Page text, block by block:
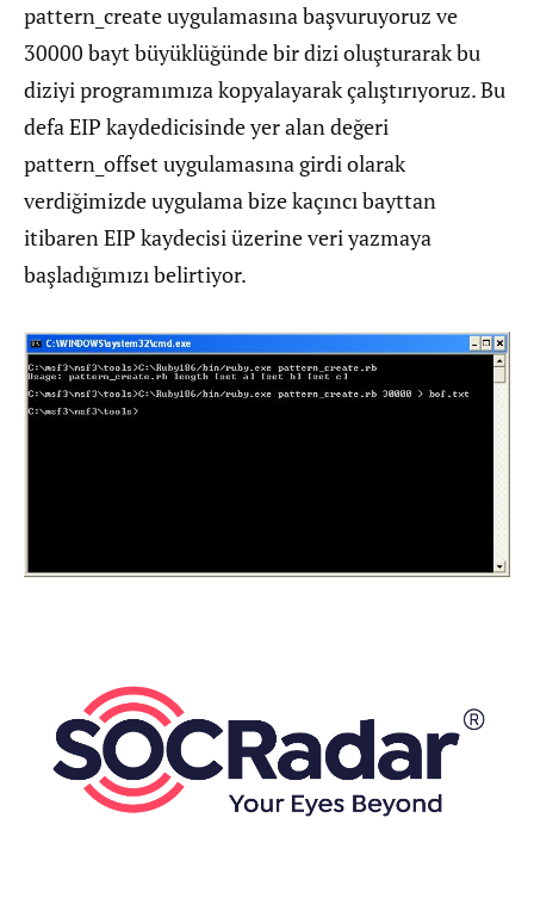
pattern_create uygulamasına başvuruyoruz ve
30000 bayt büyüklüğünde bir dizi oluşturarak bu
diziyi programımıza kopyalayarak çalıştırıyoruz. Bu
defa EIP kaydedicisinde yer alan değeri
pattern_offset uygulamasına girdi olarak
verdiğimizde uygulama bize kaçıncı bayttan
itibaren EIP kaydecisi üzerine veri yazmaya
başladığımızı belirtiyor.